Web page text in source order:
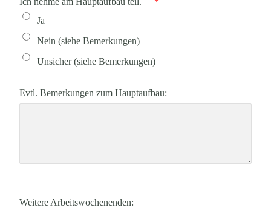
Ja
Nein (siehe Bemerkungen)
Unsicher (siehe Bemerkungen)
Evtl. Bemerkungen zum Hauptaufbau:
Weitere Arbeitswochenenden: